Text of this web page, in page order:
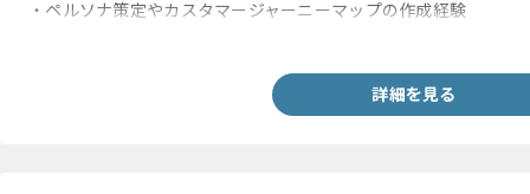
・ペルソナ策定やカスタマージャーニーマップの作成経験
詳細を見る